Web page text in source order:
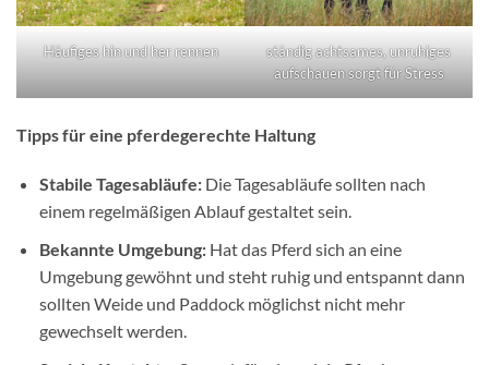
Häufiges hin und her rennen
ständig achtsames, unruhiges
aufschauen sorgt für Stress
Tipps für eine pferdegerechte Haltung
Stabile Tagesabläufe:Die Tagesabläufe sollten nach
einem regelmäßigen Ablauf gestaltet sein.
Bekannte Umgebung:Hat das Pferd sich an eine
Umgebung gewöhnt und steht ruhig und entspannt dann
sollten Weide und Paddock möglichst nicht mehr
gewechselt werden.